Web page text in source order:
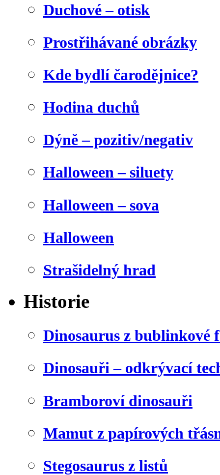
Duchové – otisk
Prostřihávané obrázky
Kde bydlí čarodějnice?
Hodina duchů
Dýně – pozitiv/negativ
Halloween – siluety
Halloween – sova
Halloween
Strašidelný hrad
Historie
Dinosaurus z bublinkové
Dinosauři – odkrývací
Bramboroví dinosauři
Mamut z papírových
Stegosaurus z listů